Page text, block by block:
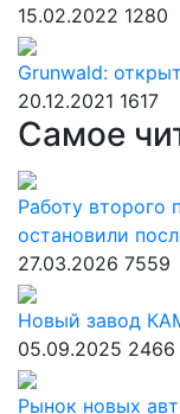
15.02.2022 1280
Grunwald:
20.12.2021 1617
Самое
Работу второго
остановили
27.03.2026 7559
Новый завод
05.09.2025 2466
Рынок новых